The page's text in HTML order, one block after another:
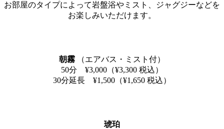
お部屋のタイプによって岩盤浴やミスト、ジャグジーなどを
お楽しみいただけます。
朝霧
（エアバス・ミスト付）
50分 ¥3,000（¥3,300 税込）
30分延長 ¥1,500（¥1,650 税込）
琥珀